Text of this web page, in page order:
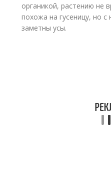
органикой, растению не
похожа на гусеницу, но
заметны усы.